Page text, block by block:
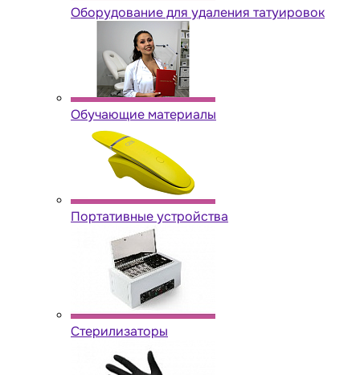
Оборудование для удаления татуировок
Обучающие материалы
Портативные устройства
Стерилизаторы